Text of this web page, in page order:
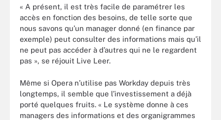
« A présent, il est très facile de paramétrer les
accès en fonction des besoins, de telle sorte que
nous savons qu’un manager donné (en finance par
exemple) peut consulter des informations mais qu’il
ne peut pas accéder à d’autres qui ne le regardent
pas », se réjouit Live Leer.
Même si Opera n’utilise pas Workday depuis très
longtemps, il semble que l’investissement a déjà
porté quelques fruits. « Le système donne à ces
managers des informations et des organigrammes